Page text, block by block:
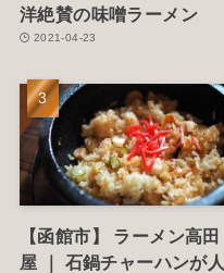
洋絶賛の味噌ラーメン
2021-04-23
【函館市】 ラーメン高田
屋 ｜ 石鍋チャーハンが人